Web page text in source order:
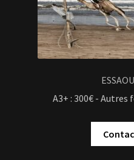
A3+ : 300€ -